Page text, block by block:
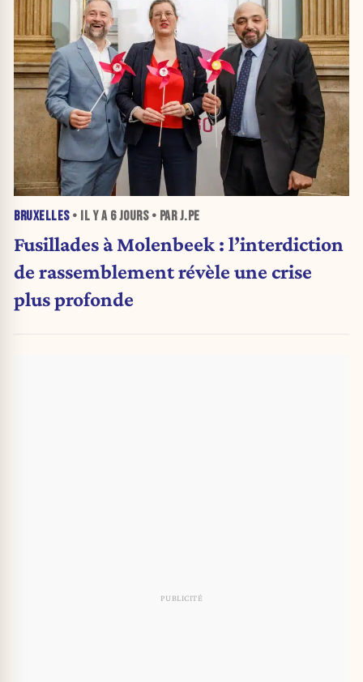
BRUXELLES• IL Y A 6 JOURS• PAR J.PE
Fusillades à Molenbeek : l’interdiction
de rassemblement révèle une crise
plus profonde